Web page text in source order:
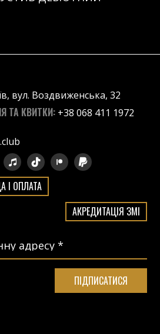
вул. Воздвиженська, 32
ТА КВИТКИ: +38 068 411 1972
І ОПЛАТА
АКРЕДИТАЦІЯ ЗМІ